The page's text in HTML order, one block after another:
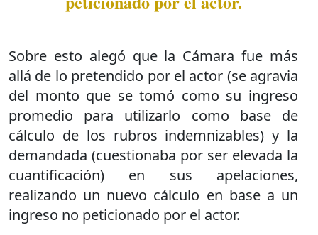
Sobre esto alegó que la Cámara fue más
allá de lo pretendido por el actor (se agravia
del monto que se tomó como su ingreso
promedio para utilizarlo como base de
cálculo de los rubros indemnizables) y la
demandada (cuestionaba por ser elevada la
cuantificación) en sus apelaciones,
realizando un nuevo cálculo en base a un
ingreso no peticionado por el actor.